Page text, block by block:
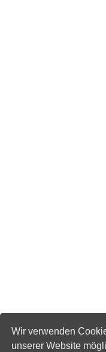
Wir verwenden
unserer Website